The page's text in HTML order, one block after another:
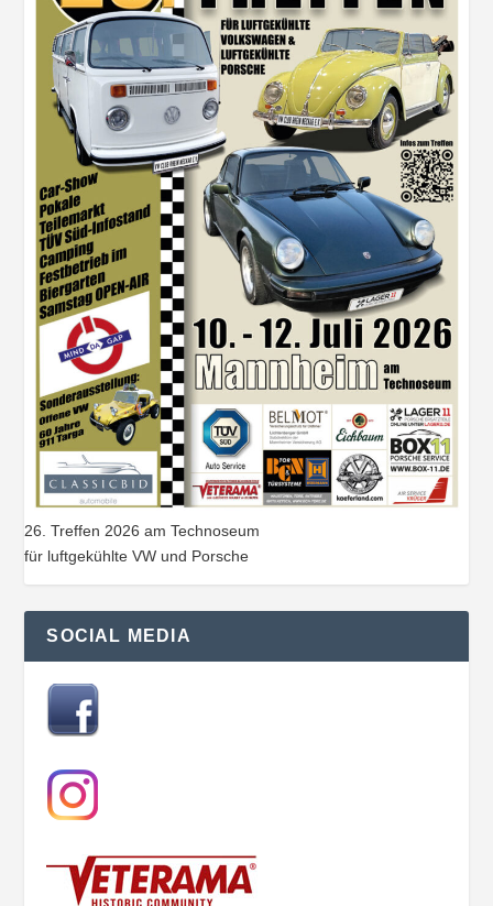
26. Treffen 2026 am Technoseum
für luftgekühlte VW und Porsche
SOCIAL MEDIA